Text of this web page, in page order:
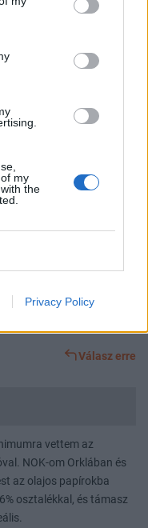
my
the
Privacy Policy
vettem magam a
a témák. Az
:)
Kihagy sokkal
a petrodollár szerepét.
az alapvetése a nyugati
miatt likvidálták,
A külföldiek által tartott
azért csökken, mert
betölti az űrt. És most
Válasz erre
vettem az
NOK-om Orklában és
az olajos papírokba
osztalékkal, és támasz